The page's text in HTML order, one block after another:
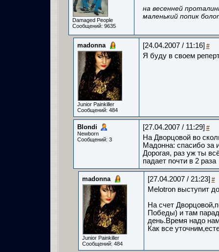
Damaged People
Сообщений: 9635
на весенней
маленький попик
madonna
Junior Painkiller
Сообщений: 484
[24.04.2007 / 11:16] #
Я буду в своем
Blondi­
Newborn
Сообщений: 3
[27.04.2007 / 11:29] #
На Дворцовой во
Мадонна: спасибо за
Дорогая, раз уж ты
падает почти в 2 раза
madonna
Junior Painkiller
Сообщений: 484
[27.04.2007 / 21:23] #
Melotron выступит
На счет
Победы) и там
день.Время надо
Как все